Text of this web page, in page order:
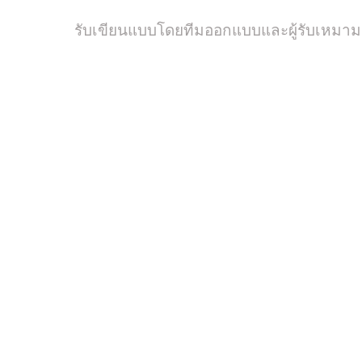
รับเขียนแบบโดยทีมออกแบบและผู้รับเหมา